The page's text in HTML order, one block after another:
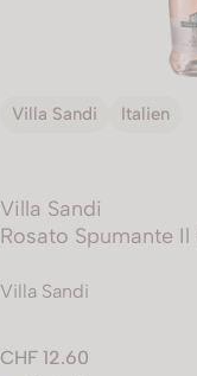
Villa Sandi Italien
Villa Sandi
Rosato Spumante Il
Villa Sandi
CHF 12.60